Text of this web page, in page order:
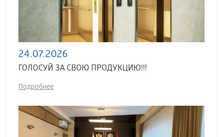
24.07.2026
ГОЛОСУЙ ЗА СВОЮ ПРОДУКЦИЮ!!!
Подробнее